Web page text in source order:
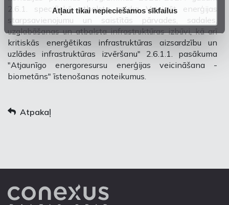
Atļaut tikai nepieciešamos sīkfailus
2.6.1. specifiskā atbalsta mērķa Veicināt enerģijas
starpsavienojumu un saistītās pārvades, sadales,
uzglabāšanas un atbalsta infrastruktūras izbūvi, kā arī
kritiskās enerģētikas infrastruktūras aizsardzību un
uzlādes infrastruktūras izvēršanu" 2.6.1.1. pasākuma
"Atjaunīgo energoresursu enerģijas veicināšana -
biometāns" īstenošanas noteikumus.
Atpakaļ